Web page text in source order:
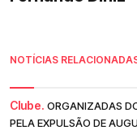
NOTÍCIAS
Clube. ORGANIZADAS
PELA EXPULSÃO DE